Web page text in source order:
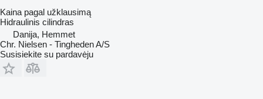
Kaina pagal užklausimą
Hidraulinis cilindras
Danija, Hemmet
Chr. Nielsen - Tingheden A/S
Susisiekite su pardavėju